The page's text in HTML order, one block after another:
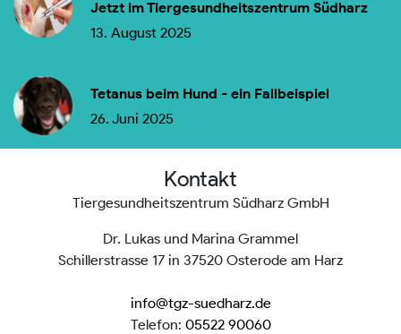
Jetzt im Tiergesundheitszentrum Südharz
13. August 2025
Tetanus beim Hund - ein Fallbeispiel
26. Juni 2025
Kontakt
Tiergesundheitszentrum Südharz GmbH
Dr. Lukas und Marina Grammel
Schillerstrasse 17 in 37520 Osterode am Harz
info@tgz-suedharz.de
Telefon: 05522 90060